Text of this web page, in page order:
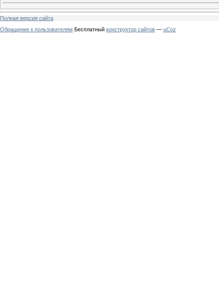
Полная версия сайта
Обращение к пользователям Бесплатный конструктор сайтов — uCoz